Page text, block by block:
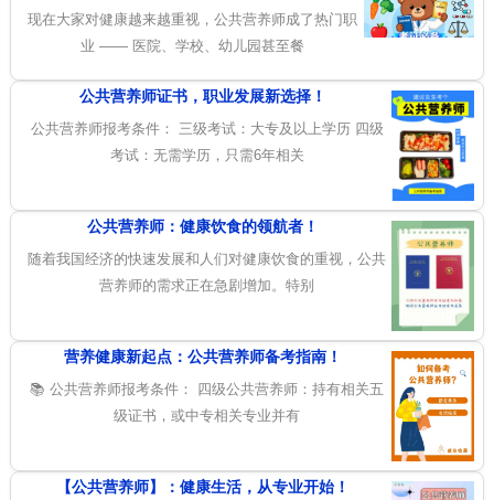
现在大家对健康越来越重视，公共营养师成了热门职
业 —— 医院、学校、幼儿园甚至餐
公共营养师证书，职业发展新选择！
公共营养师报考条件： 三级考试：大专及以上学历 四级
考试：无需学历，只需6年相关
公共营养师：健康饮食的领航者！
随着我国经济的快速发展和人们对健康饮食的重视，公共
营养师的需求正在急剧增加。特别
营养健康新起点：公共营养师备考指南！
📚 公共营养师报考条件： 四级公共营养师：持有相关五
级证书，或中专相关专业并有
【公共营养师】：健康生活，从专业开始！